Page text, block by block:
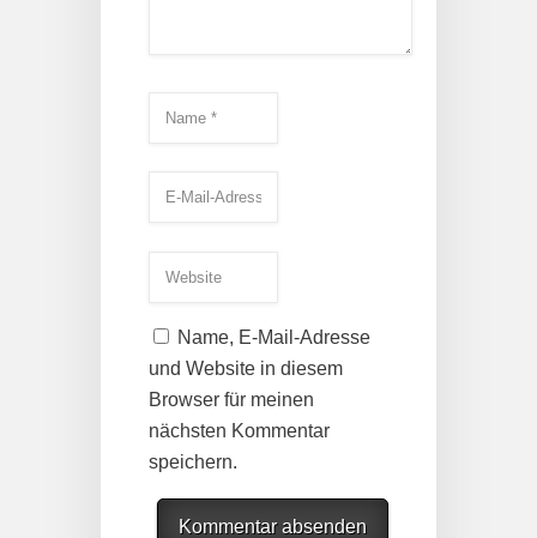
Name, E-Mail-Adresse
und Website in diesem
Browser für meinen
nächsten Kommentar
speichern.